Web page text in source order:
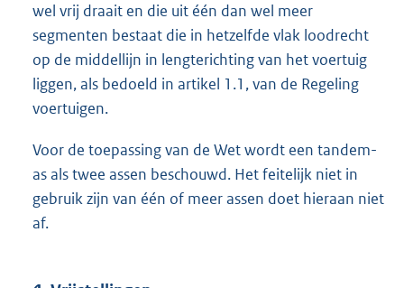
wel vrij draait en die uit één dan wel meer
segmenten bestaat die in hetzelfde vlak loodrecht
op de middellijn in lengterichting van het voertuig
liggen, als bedoeld in artikel 1.1, van de Regeling
voertuigen.
Voor de toepassing van de Wet wordt een tandem-
as als twee assen beschouwd. Het feitelijk niet in
gebruik zijn van één of meer assen doet hieraan niet
af.